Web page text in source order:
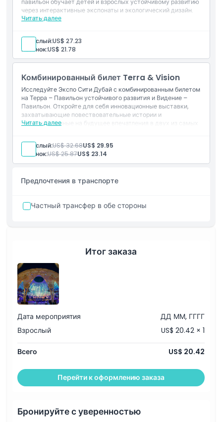
Исключения
Часы работы
Вещи, которые нужно знать
Местоположение
Дресс-код
через интерактивные экспонаты и экологический дизайн.
Читать далее
Включения
человеческих выборов на леса, океаны и планету
Образовательный опыт, разработанный для всех
возрастов, особенно интересный для детей
Исследуйте экологически чистое здание, которое
Полюбуйтесь потрясающим навесом шириной 120
метров и 18 солнечных деревьев энергии
Узнайте практические способы жить устойчиво и
защищать окружающую среду
Взрослый:US$ 27.23
Ребенок:US$ 21.78
Комбинированный билет Terra & Vision
Исследуйте Экспо Сити Дубай с комбинированным билетом
на Терра – Павильон устойчивого развития и Видение –
Павильон. Откройте для себя инновационные выставки,
захватывающие повествовательные истории и
ориентированные на будущее впечатления в двух из самых
Читать далее
Включено
Комбинированный вход
Доступ к павильону
Взрослый:US$ 32.68US$ 29.95
Ребенок:US$ 25.87US$ 23.14
Предпочтения в транспорте
Частный трансфер в обе стороны
Итог заказа
Дата мероприятия
ДД ММ, ГГГГ
Взрослый
US$ 20.42 × 1
Всего US$ 20.42
Перейти к оформлению заказа
Бронируйте с уверенностью